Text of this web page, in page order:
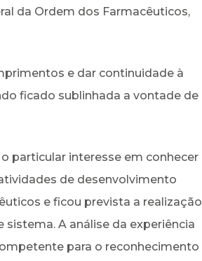
da Ordem dos Farmacêuticos,
e dar continuidade à
ficado sublinhada a vontade de
particular interesse em conhecer
de desenvolvimento
e ficou prevista a realização
A análise da experiência
para o reconhecimento